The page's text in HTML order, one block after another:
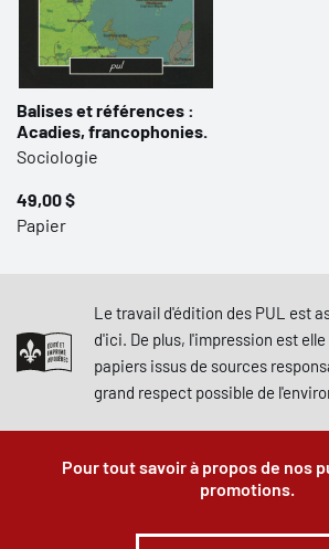
Balises et références :
Acadies, francophonies.
Sociologie
49,00 $
Papier
Le travail d'édition des PUL est
d'ici. De plus, l'impression est
papiers issus de sources
grand respect possible de
Pour tout savoir à propos de nos
promotions.